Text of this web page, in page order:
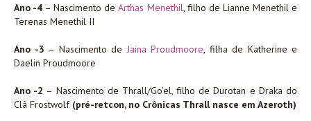
Ano -4 – Nascimento deArthas Menethil, filho de Lianne Menethil e
Terenas Menethil II
Ano -3 – Nascimento de Jaina Proudmoore, filha de Katherine e
Daelin Proudmoore
Ano -2 – Nascimento de Thrall/Go’el, filho de Durotan e Draka do
Clã Frostwolf (pré-retcon, no Crônicas Thrall nasce em Azeroth)